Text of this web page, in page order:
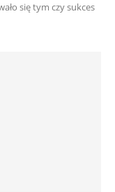
się tym czy sukces